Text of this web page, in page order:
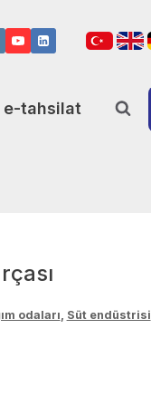
e-tahsilat
odaları, Süt endüstrisi